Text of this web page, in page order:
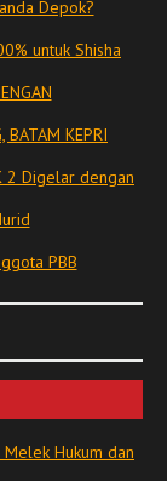
Depok?
untuk Shisha
BATAM KEPRI
2 Digelar dengan
PBB
Hukum dan